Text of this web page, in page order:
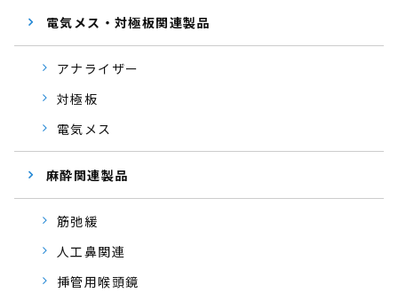
電気メス・対極板関連製品
アナライザー
対極板
電気メス
麻酔関連製品
筋弛緩
人工鼻関連
挿管用喉頭鏡